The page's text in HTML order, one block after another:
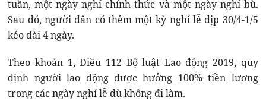
tuần, một ngày nghỉ chính thức và một ngày nghỉ bù.
Sau đó, người dân có thêm một kỳ nghỉ lễ dịp 30/4-1/5
kéo dài 4 ngày.
Theo khoản 1, Điều 112 Bộ luật Lao động 2019, quy
định người lao động được hưởng 100% tiền lương
trong các ngày nghỉ lễ dù không đi làm.